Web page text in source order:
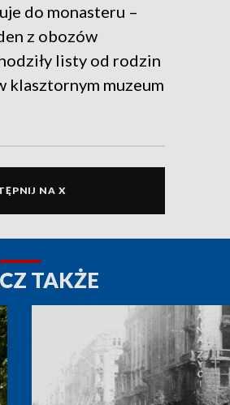
do monasteru –
z obozów
listy od rodzin
klasztornym muzeum
NA X
TAKŻE